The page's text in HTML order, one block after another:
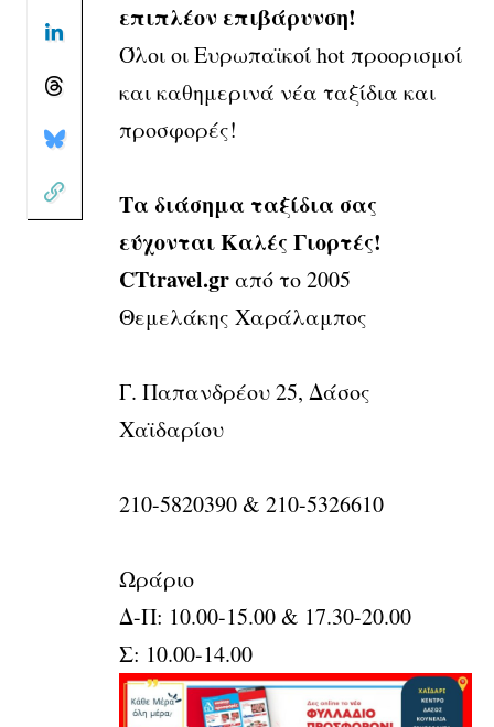
επιπλέον επιβάρυνση!
Όλοι οι Ευρωπαϊκοί hot προορισμοί
και καθημερινά νέα ταξίδια και
προσφορές!
Τα διάσημα ταξίδια σας
εύχονται Καλές Γιορτές!
CTtravel.grαπό το 2005
Θεμελάκης Χαράλαμπος
Γ. Παπανδρέου 25, Δάσος
Χαϊδαρίου
210-5820390 & 210-5326610
Ωράριο
Δ-Π: 10.00-15.00 & 17.30-20.00
Σ: 10.00-14.00